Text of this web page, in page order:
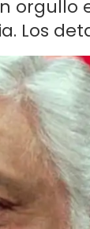
orgullo
Los